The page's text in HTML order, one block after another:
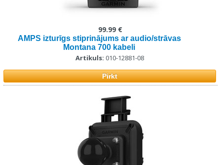
AMPS izturīgs stiprinājums ar audio/strāvas
Montana 700 kabeli
Artikuls: 010-12881-08
99.99 €
Pirkt